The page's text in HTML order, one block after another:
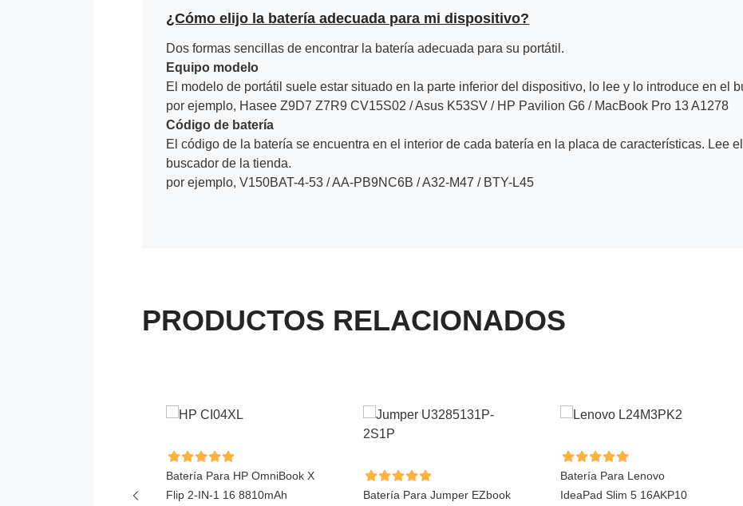
¿Cómo elijo la batería adecuada para mi dispositivo?
Dos formas sencillas de encontrar la batería adecuada para su portátil.
Equipo modelo
El modelo de portátil suele estar situado en la parte inferior del dispositivo, lo lee y lo introduce en el
por ejemplo, Hasee Z9D7 Z7R9 CV15S02 / Asus K53SV / HP Pavilion G6 / MacBook Pro 13 A1278
Código de batería
El código de la batería se encuentra en el interior de cada batería en la placa de características. Lee
buscador de la tienda.
por ejemplo, V150BAT-4-53 / AA-PB9NC6B / A32-M47 / BTY-L45
PRODUCTOS RELACIONADOS
Batería Para HP OmniBook X
Flip 2-IN-1 16 8810mAh
Batería Para Jumper EZbook
Batería Para Lenovo
IdeaPad Slim 5 16AKP10